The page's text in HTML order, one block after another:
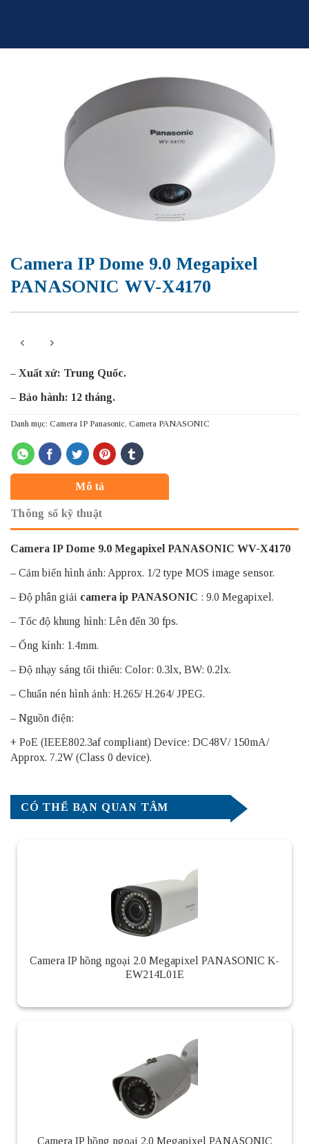
Camera IP Dome 9.0 Megapixel
PANASONIC WV-X4170
– Xuất xứ: Trung Quốc.
– Bảo hành: 12 tháng.
Danh mục: Camera IP Panasonic, Camera PANASONIC
Mô tả
Thông số kỹ thuật
Camera IP Dome 9.0 Megapixel PANASONIC WV-X4170
– Cảm biến hình ảnh: Approx. 1/2 type MOS image sensor.
– Độ phân giải camera ip PANASONIC : 9.0 Megapixel.
– Tốc độ khung hình: Lên đến 30 fps.
– Ống kính: 1.4mm.
– Độ nhạy sáng tối thiểu: Color: 0.3lx, BW: 0.2lx.
– Chuẩn nén hình ảnh: H.265/ H.264/ JPEG.
– Nguồn điện:
+ PoE (IEEE802.3af compliant) Device: DC48V/ 150mA/
Approx. 7.2W (Class 0 device).
CÓ THỂ BẠN QUAN TÂM
Camera IP hồng ngoại 2.0 Megapixel PANASONIC K-
EW214L01E
Camera IP hồng ngoại 2.0 Megapixel PANASONIC